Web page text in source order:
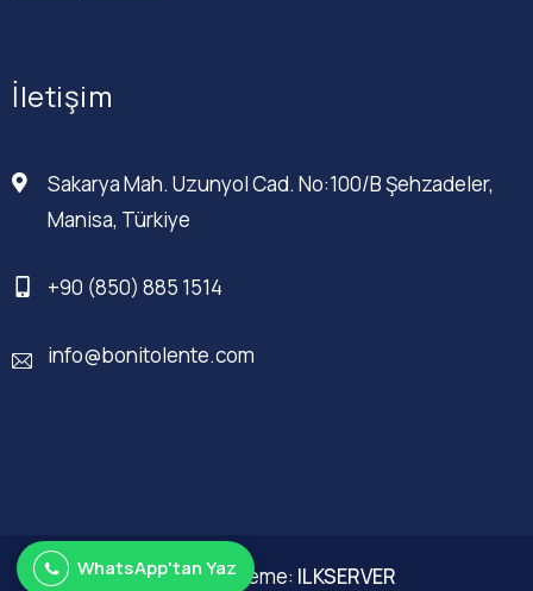
İletişim
Sakarya Mah. Uzunyol Cad. No:100/B Şehzadeler,
Manisa, Türkiye
+90 (850) 885 1514
info@bonitolente.com
Web Düzenleme: ILKSERVER
WhatsApp'tan Yaz